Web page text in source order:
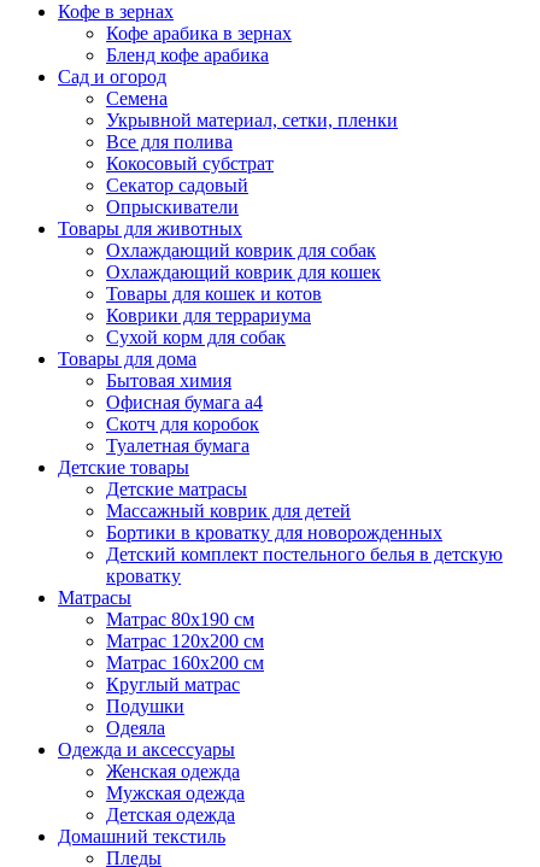
Кофе в зернах
Кофе арабика в зернах
Бленд кофе арабика
Сад и огород
Семена
Укрывной материал, сетки, пленки
Все для полива
Кокосовый субстрат
Секатор садовый
Опрыскиватели
Товары для животных
Охлаждающий коврик для собак
Охлаждающий коврик для кошек
Товары для кошек и котов
Коврики для террариума
Сухой корм для собак
Товары для дома
Бытовая химия
Офисная бумага а4
Скотч для коробок
Туалетная бумага
Детские товары
Детские матрасы
Массажный коврик для детей
Бортики в кроватку для новорожденных
Детский комплект постельного белья в детскую
кроватку
Матрасы
Матрас 80х190 см
Матраc 120х200 см
Матрас 160х200 см
Круглый матрас
Подушки
Одеяла
Одежда и аксессуары
Женская одежда
Мужская одежда
Детская одежда
Домашний текстиль
Пледы